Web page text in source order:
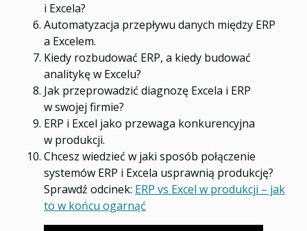
i Excela?
Automatyzacja przepływu danych między ERP
a Excelem.
Kiedy rozbudować ERP, a kiedy budować
analitykę w Excelu?
Jak przeprowadzić diagnozę Excela i ERP
w swojej firmie?
ERP i Excel jako przewaga konkurencyjna
w produkcji.
Chcesz wiedzieć w jaki sposób połączenie
systemów ERP i Excela usprawnią produkcję?
Sprawdź odcinek: ERP vs Excel w produkcji – jak
to w końcu ogarnąć